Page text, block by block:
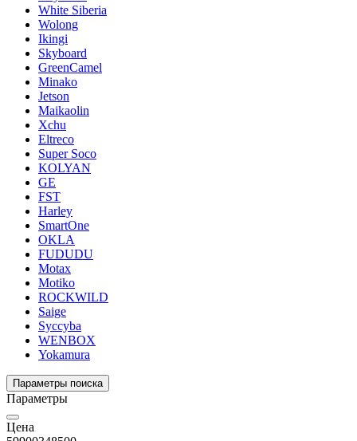
White Siberia
Wolong
Ikingi
Skyboard
GreenCamel
Minako
Jetson
Maikaolin
Xchu
Eltreco
Super Soco
KOLYAN
GE
FST
Harley
SmartOne
OKLA
FUDUDU
Motax
Motiko
ROCKWILD
Saige
Syccyba
WENBOX
Yokamura
Параметры поиска
Параметры
Цена